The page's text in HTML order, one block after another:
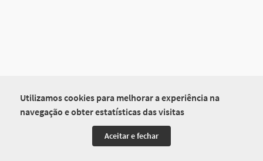
Utilizamos cookies para melhorar a experiência na
navegação e obter estatísticas das visitas
Aceitar e fechar